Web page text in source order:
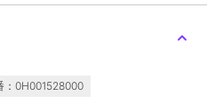
：0H001528000